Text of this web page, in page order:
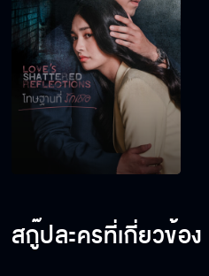
สกู๊ปละครที่เกี่ยวข้อง